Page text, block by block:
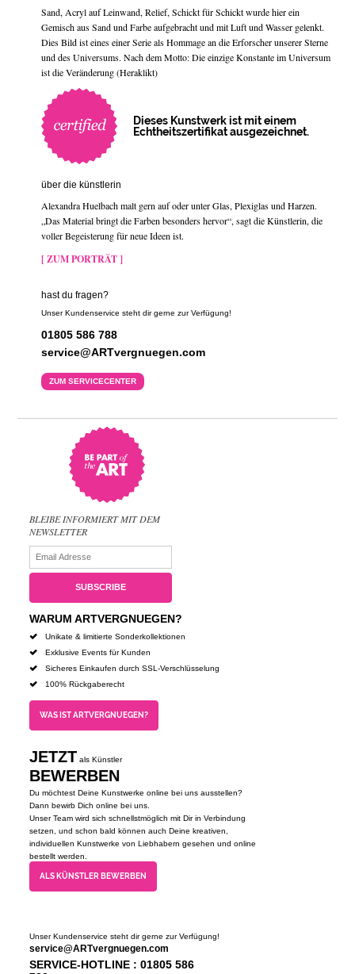
Sand, Acryl auf Leinwand, Relief, Schickt für Schickt wurde hier ein
Gemisch aus Sand und Farbe aufgebracht und mit Luft und Wasser gelenkt.
Dies Bild ist eines einer Serie als Hommage an die Erforscher unserer Sterne
und des Universums. Nach dem Motto: Die einzige Konstante im Universum
ist die Veränderung (Heraklikt)
Dieses Kunstwerk ist mit einem
Echtheitszertifikat ausgezeichnet.
über die künstlerin
Alexandra Huelbach malt gern auf oder unter Glas, Plexiglas und Harzen.
„Das Material bringt die Farben besonders hervor“, sagt die Künstlerin, die
voller Begeisterung für neue Ideen ist.
[ ZUM PORTRÄT ]
hast du fragen?
Unser Kundenservice steht dir gerne zur Verfügung!
01805 586 788
service@ARTvergnuegen.com
ZUM SERVICECENTER
BLEIBE INFORMIERT MIT DEM
NEWSLETTER
WARUM ARTVERGNUEGEN?
Unikate & limitierte Sonderkollektionen
Exklusive Events für Kunden
Sicheres Einkaufen durch SSL-Verschlüsselung
100% Rückgaberecht
WAS IST ARTVERGNUEGEN?
JETZT als Künstler
BEWERBEN
Du möchtest Deine Kunstwerke online bei uns ausstellen?
Dann bewirb Dich online bei uns.
Unser Team wird sich schnellstmöglich mit Dir in Verbindung
setzen, und schon bald können auch Deine kreativen,
individuellen Kunstwerke von Liebhabern gesehen und online
bestellt werden.
ALS KÜNSTLER BEWERBEN
Unser Kundenservice steht dir gerne zur Verfügung!
service@ARTvergnuegen.com
SERVICE-HOTLINE : 01805 586